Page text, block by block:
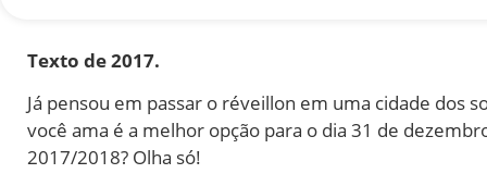
Texto de 2017.
Já pensou em passar o réveillon em uma cidade dos
você ama é a melhor opção para o dia 31 de
2017/2018? Olha só!